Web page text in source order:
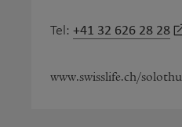
Tel: +41 32 626 28 28
www.swisslife.ch/